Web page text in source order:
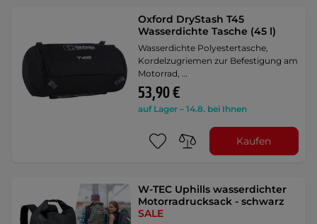
Oxford DryStash T45
Wasserdichte Tasche (45 l)
Wasserdichte Polyestertasche,
Kordelzugriemen zur Befestigung am
Motorrad, …
53,90 €
auf Lager – 14.8. bei Ihnen
Kaufen
W-TEC Uphills wasserdichter
Motorradrucksack - schwarz
SALE